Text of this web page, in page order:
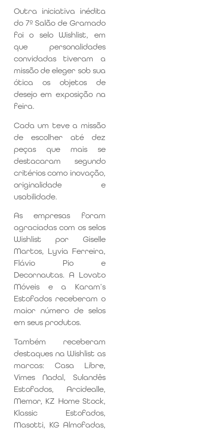
Outra iniciativa inédita
do 7º Salão de Gramado
foi o selo Wishlist, em
que personalidades
convidadas tiveram a
missão de eleger sob sua
ótica os objetos de
desejo em exposição na
feira.
Cada um teve a missão
de escolher até dez
peças que mais se
destacaram segundo
critérios como inovação,
originalidade e
usabilidade.
As empresas foram
agraciadas com os selos
Wishlist por Giselle
Martos, Lyvia Ferreira,
Flávio Pio e
Decornautas. A Lovato
Móveis e a Karam’s
Estofados receberam o
maior número de selos
em seus produtos.
Também receberam
destaques na Wishlist as
marcas: Casa Libre,
Vimes Nadal, Sulandês
Estofados, Arcidealle,
Memor, KZ Home Stock,
Klassic Estofados,
Masotti, KG Almofadas,